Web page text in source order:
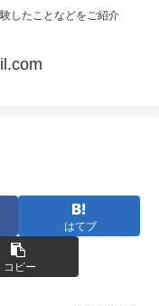
したことなどをご紹介
はてブ
コピー